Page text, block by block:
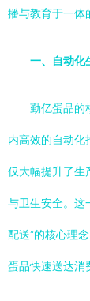
播与教育于一体
一、自动化
勤亿蛋品的
内高效的自动化
仅大幅提升了生
与卫生安全。这
配送”的核心理
蛋品快速送达消